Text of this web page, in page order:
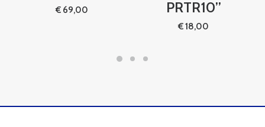
€69,00 PRTR10’’
€18,00